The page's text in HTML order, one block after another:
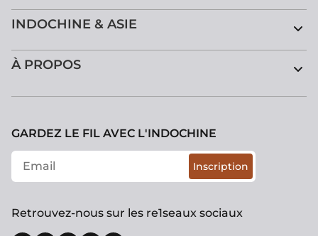
INDOCHINE & ASIE
À PROPOS
GARDEZ LE FIL AVEC L'INDOCHINE
Inscription
Retrouvez-nous sur les re1seaux sociaux